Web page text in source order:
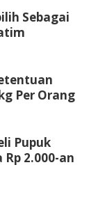
Sebagai
Per Orang
Pupuk
Rp 2.000-an